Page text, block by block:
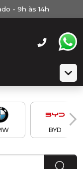
- 9h às 14h
BYD